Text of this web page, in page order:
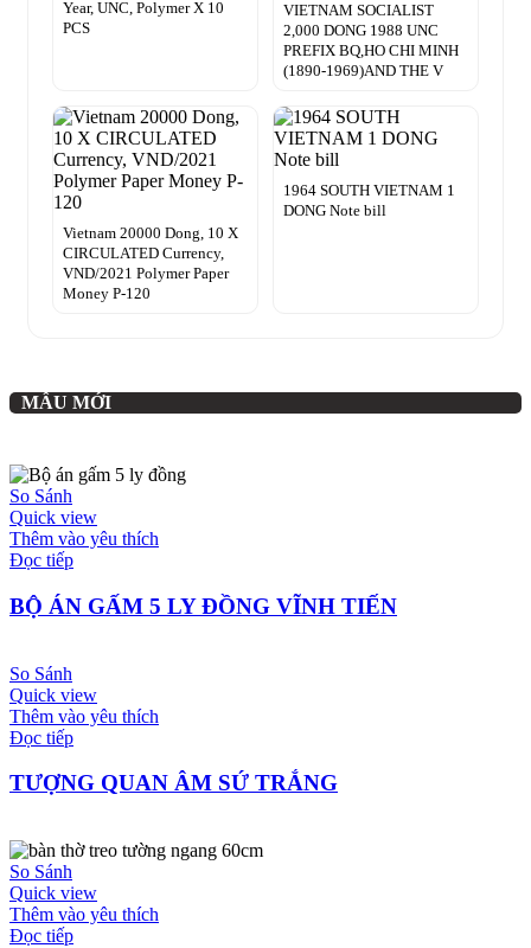
Year, UNC, Polymer X 10
PCS
VIETNAM SOCIALIST
2,000 DONG 1988 UNC
PREFIX BQ,HO CHI MINH
(1890-1969)AND THE V
Vietnam 20000 Dong, 10 X
CIRCULATED Currency,
VND/2021 Polymer Paper
Money P-120
1964 SOUTH VIETNAM 1
DONG Note bill
MẪU MỚI
So Sánh
Quick view
Thêm vào yêu thích
Đọc tiếp
BỘ ÁN GẤM 5 LY ĐỒNG VĨNH TIẾN
So Sánh
Quick view
Thêm vào yêu thích
Đọc tiếp
TƯỢNG QUAN ÂM SỨ TRẮNG
So Sánh
Quick view
Thêm vào yêu thích
Đọc tiếp